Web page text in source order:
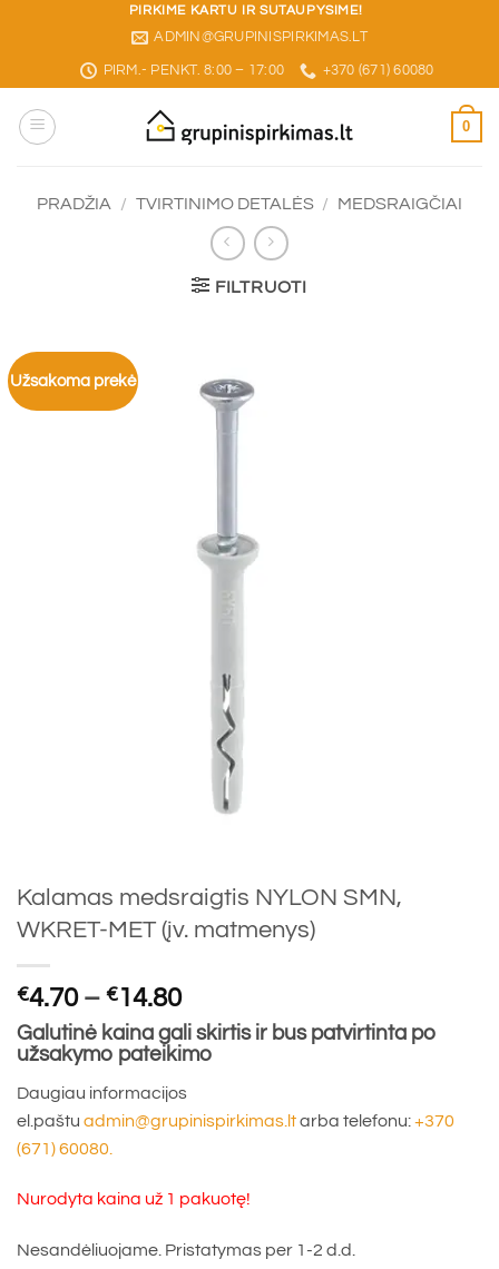
PIRKIME KARTU IR SUTAUPYSIME!
ADMIN@GRUPINISPIRKIMAS.LT
PIRM.- PENKT. 8:00 – 17:00 +370 (671) 60080
0
PRADŽIA / TVIRTINIMO DETALĖS / MEDSRAIGČIAI
FILTRUOTI
Užsakoma prekė
Kalamas medsraigtis NYLON SMN,
WKRET-MET (įv. matmenys)
€4.70 – €14.80Price
range:
€4.70
€14.80
Galutinė kaina gali skirtis ir bus patvirtinta po
užsakymo pateikimo
Daugiau informacijos
el.paštu admin@grupinispirkimas.ltarba telefonu:+370
(671) 60080.
Nurodyta kaina už 1 pakuotę!
Nesandėliuojame. Pristatymas per 1-2 d.d.